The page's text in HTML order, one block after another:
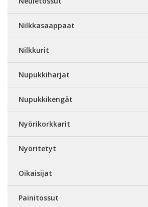
Nilkkasaappaat
Nilkkurit
Nupukkiharjat
Nupukkikengät
Nyörikorkkarit
Nyöritetyt
Oikaisijat
Painitossut